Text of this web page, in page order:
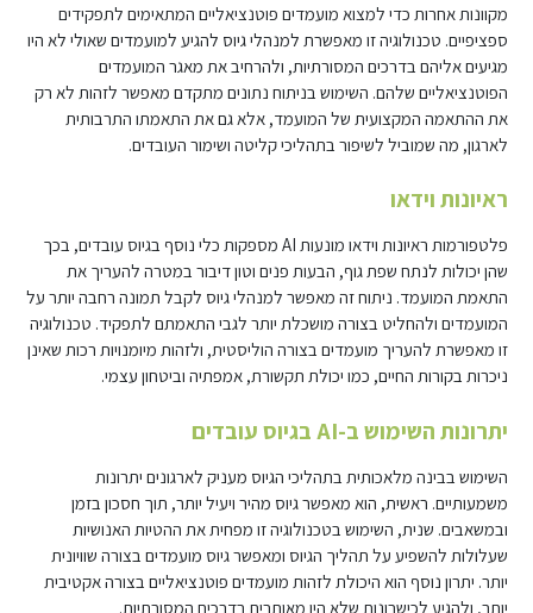
מקוונות אחרות כדי למצוא מועמדים פוטנציאליים המתאימים לתפקידים
ספציפיים. טכנולוגיה זו מאפשרת למנהלי גיוס להגיע למועמדים שאולי לא היו
מגיעים אליהם בדרכים המסורתיות, ולהרחיב את מאגר המועמדים
הפוטנציאליים שלהם. השימוש בניתוח נתונים מתקדם מאפשר לזהות לא רק
את ההתאמה המקצועית של המועמד, אלא גם את התאמתו התרבותית
לארגון, מה שמוביל לשיפור בתהליכי קליטה ושימור העובדים.
ראיונות וידאו
פלטפורמות ראיונות וידאו מונעות AI מספקות כלי נוסף בגיוס עובדים, בכך
שהן יכולות לנתח שפת גוף, הבעות פנים וטון דיבור במטרה להעריך את
התאמת המועמד. ניתוח זה מאפשר למנהלי גיוס לקבל תמונה רחבה יותר על
המועמדים ולהחליט בצורה מושכלת יותר לגבי התאמתם לתפקיד. טכנולוגיה
זו מאפשרת להעריך מועמדים בצורה הוליסטית, ולזהות מיומנויות רכות שאינן
ניכרות בקורות החיים, כמו יכולת תקשורת, אמפתיה וביטחון עצמי.
יתרונות השימוש ב-AI בגיוס עובדים
השימוש בבינה מלאכותית בתהליכי הגיוס מעניק לארגונים יתרונות
משמעותיים. ראשית, הוא מאפשר גיוס מהיר ויעיל יותר, תוך חסכון בזמן
ובמשאבים. שנית, השימוש בטכנולוגיה זו מפחית את ההטיות האנושיות
שעלולות להשפיע על תהליך הגיוס ומאפשר גיוס מועמדים בצורה שוויונית
יותר. יתרון נוסף הוא היכולת לזהות מועמדים פוטנציאליים בצורה אקטיבית
יותר, ולהגיע לכישרונות שלא היו מאותרים בדרכים המסורתיות.